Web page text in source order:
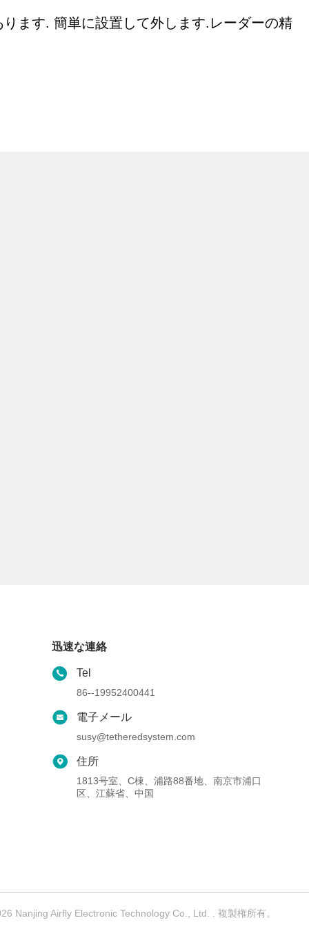
ます. 簡単に設置して外します.レーダーの精
迅速な連絡
Tel
86--19952400441
電子メール
susy@tetheredsystem.com
住所
1813号室、C棟、浦路88番地、南京市浦口
区、江蘇省、中国
Nanjing Airfly Electronic Technology Co., Ltd. . 複製権所有。